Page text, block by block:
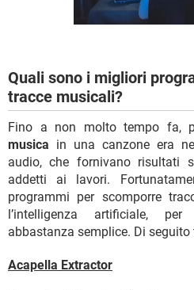
Quali sono i migliori
tracce musicali?
Fino a non molto tempo fa,
musica in una canzone era
audio, che fornivano risultati
addetti ai lavori.
programmi per scomporre
l’intelligenza artificiale,
abbastanza semplice. Di
Acapella Extractor